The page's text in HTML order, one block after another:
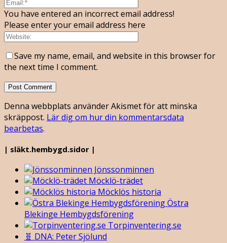
You have entered an incorrect email address!
Please enter your email address here
Save my name, email, and website in this browser for
the next time I comment.
Denna webbplats använder Akismet för att minska
skräppost. Lär dig om hur din kommentarsdata
bearbetas.
| släkt.hembygd.sidor |
Jönssonminnen
Möcklö-trädet
Möcklös historia
Östra
Blekinge Hembygdsförening
Torpinventering.se
🧬 DNA: Peter Sjölund